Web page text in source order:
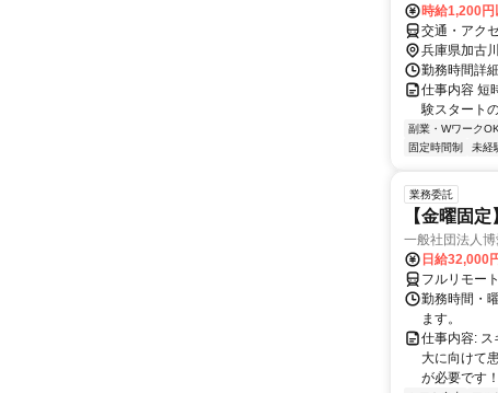
時給1,200円
交通・アク
兵庫県加古
勤務時間詳
仕事内容 短
験スタート
副業・WワークOK
固定時間制
未経
業務委託
【金曜固
一般社団法人
日給32,000
フルリモート
勤務時間・
ます。
仕事内容: ス
大に向けて
が必要です